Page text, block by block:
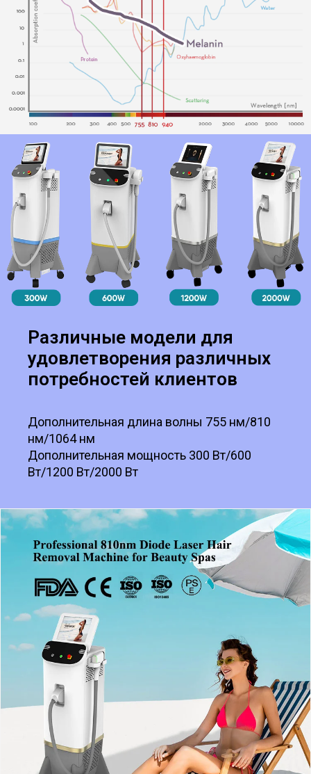
Различные модели для
удовлетворения различных
потребностей клиентов
Дополнительная длина волны 755 нм/810
нм/1064 нм
Дополнительная мощность 300 Вт/600
Вт/1200 Вт/2000 Вт